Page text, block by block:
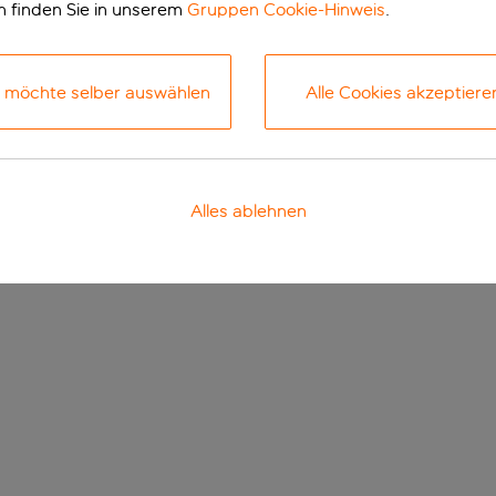
finden Sie in unserem Gruppen Cookie-Hinweis.
möchte selber auswählen Alle Cookies
Alles ablehnen